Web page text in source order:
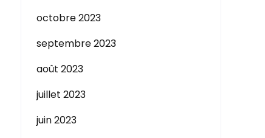
octobre 2023
septembre 2023
août 2023
juillet 2023
juin 2023